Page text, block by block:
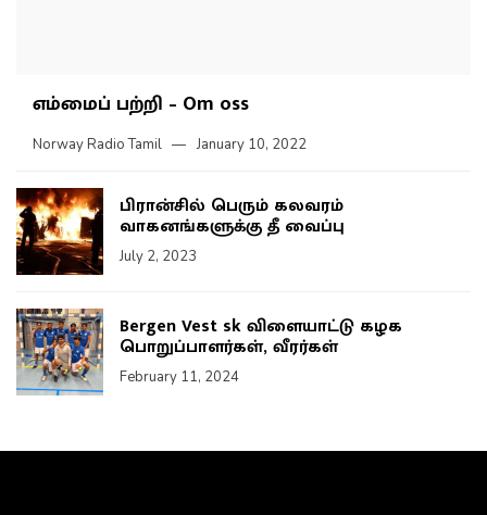
எம்மைப் பற்றி – Om oss
Norway Radio Tamil January 10, 2022
பிரான்சில் பெரும் கலவரம்
வாகனங்களுக்கு தீ வைப்பு
July 2, 2023
Bergen Vest sk விளையாட்டு கழக
பொறுப்பாளர்கள், வீரர்கள்
February 11, 2024